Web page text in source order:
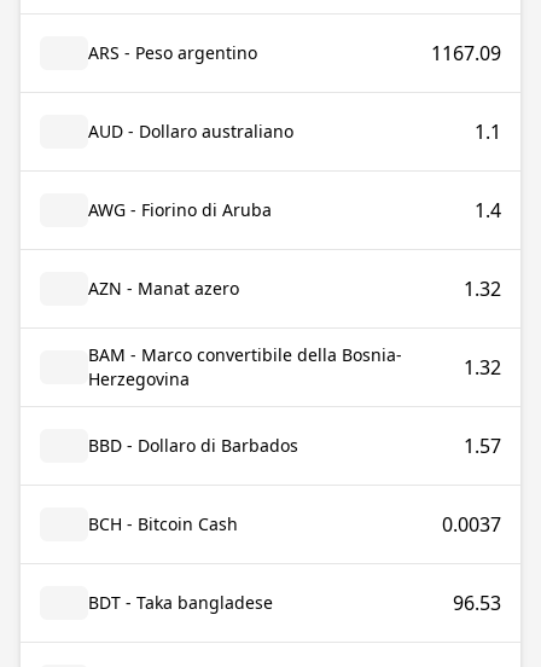
ARS - Peso argentino 1167.09
AUD - Dollaro australiano 1.1
AWG - Fiorino di Aruba 1.4
AZN - Manat azero 1.32
BAM - Marco convertibile della Bosnia-
Herzegovina
1.32
BBD - Dollaro di Barbados 1.57
BCH - Bitcoin Cash 0.0037
BDT - Taka bangladese 96.53